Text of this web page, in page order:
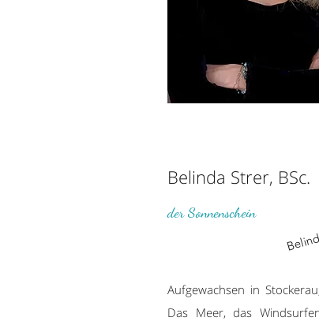
Belinda Strer, BSc.
der Sonnenschein
Aufgewachsen in
Das Meer, das